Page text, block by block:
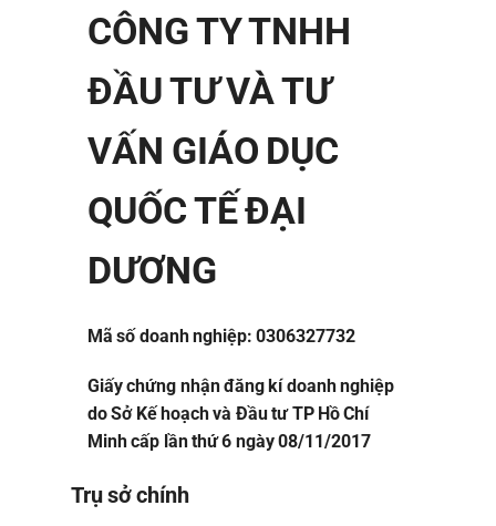
CÔNG TY TNHH
ĐẦU TƯ VÀ TƯ
VẤN GIÁO DỤC
QUỐC TẾ ĐẠI
DƯƠNG
Mã số doanh nghiệp: 0306327732
Giấy chứng nhận đăng kí doanh nghiệp
do Sở Kế hoạch và Đầu tư TP Hồ Chí
Minh cấp lần thứ 6 ngày 08/11/2017
Trụ sở chính